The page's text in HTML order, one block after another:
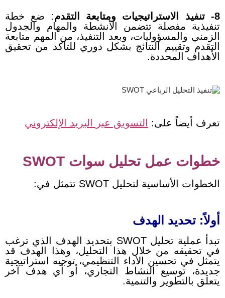
8- تنفيذ الاستراتيجيات ومتابعة التقدم : ضع خطة
تنفيذية مفصلة تتضمن الأنشطة والمهام والجدول
الزمني والمسؤوليات، وبعد التنفيذ، من المهم متابعة
التقدم وتقييم النتائج بشكل دوري للتأكد من تحقيق
الأهداف المحددة.
تعرف أيضاً على: التسويق عبر البريد الإلكتروني
خطوات عمل تحليل سوات SWOT
الخطوات الأساسية لتحليل SWOT تتمثل في:
أولاً: تحديد الهدف
تبدأ عملية تحليل SWOT بتحديد الهدف الذي ترغب
في تحقيقه من خلال هذا التحليل، وهذا الهدف قد
يتمثل في تحسين الأداء التنظيمي، توجيه استراتيجية
جديدة، توسيع النشاط التجاري، أو أي هدف آخر
يتعلق بالتطوير والتنمية.